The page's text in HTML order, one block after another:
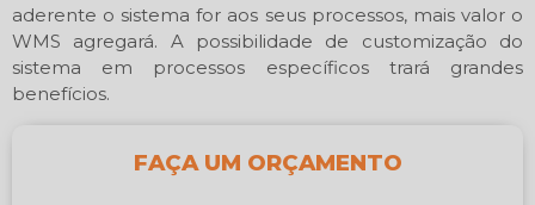
aderente o sistema for aos seus processos, mais valor o
WMS agregará. A possibilidade de customização do
sistema em processos específicos trará grandes
benefícios.
FAÇA UM ORÇAMENTO